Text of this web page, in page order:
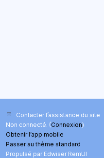
Contacter l’assistance du site
Non connecté. (Connexion)
Obtenir l’app mobile
Passer au thème standard
Propulsé par Edwiser RemUI